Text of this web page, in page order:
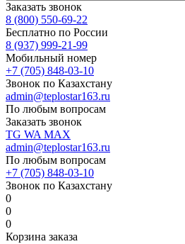
Заказать звонок
8 (800) 550-69-22
Бесплатно по России
8 (937) 999-21-99
Мобильный номер
+7 (705) 848-03-10
Звонок по Казахстану
admin@teplostar163.ru
По любым вопросам
Заказать звонок
TG WA MAX
admin@teplostar163.ru
По любым вопросам
+7 (705) 848-03-10
Звонок по Казахстану
0
0
0
Корзина заказа